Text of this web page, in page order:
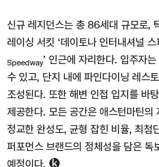
신규 레지던스는 총 86세대 규모로,
레이싱 서킷 ‘데이토나 인터내셔널 스
Speedway’ 인근에 자리한다. 입주자
수 있고, 단지 내에 파인다이닝 레스
조성된다. 또한 해변 인접 입지를 바
제공한다. 모든 공간은 애스턴마틴의
정교한 완성도, 균형 잡힌 비율, 최첨
퍼포먼스 브랜드의 정체성을 담은 독
예정이다.